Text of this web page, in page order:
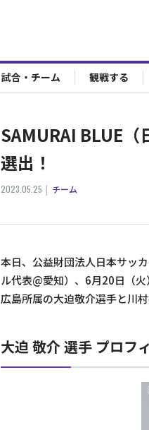
試合・チーム 観戦する
SAMURAI BLUE
選出！
2023.05.25 チーム
本日、公益財団法人日本サッ
ル代表@愛知）、6月20日（
広島所属の大迫敬介選手と川
大迫 敬介 選手 プロフ